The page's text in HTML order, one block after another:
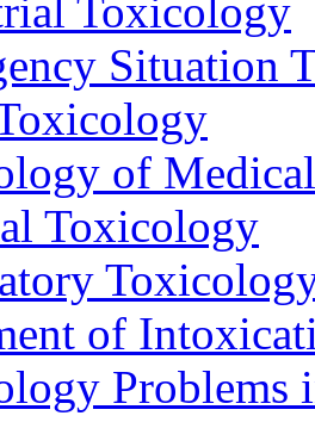
Toxicology
Situation
of
Toxicology
of
Problems